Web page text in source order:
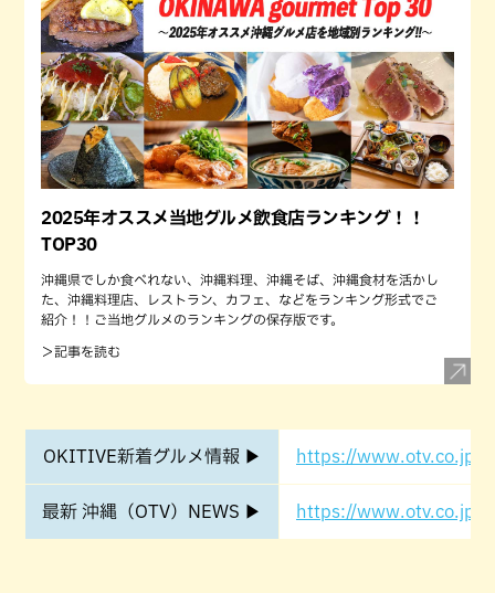
2025年オススメ当地グルメ飲食店ランキング！！
TOP30
沖縄県でしか食べれない、沖縄料理、沖縄そば、沖縄食材を活かし
た、沖縄料理店、レストラン、カフェ、などをランキング形式でご
紹介！！ご当地グルメのランキングの保存版です。
＞記事を読む
OKITIVE新着グルメ情報 ▶ https://www.otv.co.jp/
最新 沖縄（OTV）NEWS ▶ https://www.otv.co.jp/